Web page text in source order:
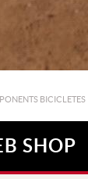
BICICLETES
SHOP